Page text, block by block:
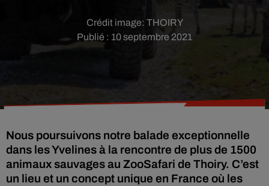
Publié : 10 septembre 2021
Crédit image: THOIRY
Nous poursuivons notre balade exceptionnelle
dans les Yvelines à la rencontre de plus de 1500
animaux sauvages au ZooSafari de Thoiry. C’est
un lieu et un concept unique en France où les